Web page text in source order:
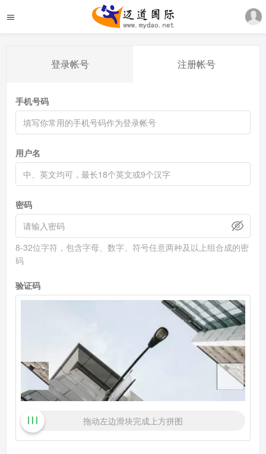
登录帐号 注册帐号
手机号码
用户名
密码
8-32位字符，包含字母、数字、符号任意两种及以上组合成的密
码
验证码
拖动左边滑块完成上方拼图